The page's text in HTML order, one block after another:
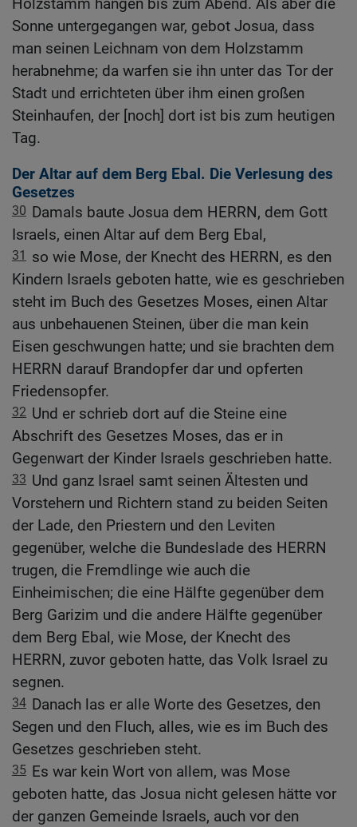
Holzstamm hängen bis zum Abend. Als aber die
Sonne untergegangen war, gebot Josua, dass
man seinen Leichnam von dem Holzstamm
herabnehme; da warfen sie ihn unter das Tor der
Stadt und errichteten über ihm einen großen
Steinhaufen, der [noch] dort ist bis zum heutigen
Tag.
Der Altar auf dem Berg Ebal. Die Verlesung des
Gesetzes
30 Damals baute Josua dem HERRN, dem Gott
Israels, einen Altar auf dem Berg Ebal,
31
so wie Mose, der Knecht des HERRN, es den
Kindern Israels geboten hatte, wie es geschrieben
steht im Buch des Gesetzes Moses, einen Altar
aus unbehauenen Steinen, über die man kein
Eisen geschwungen hatte; und sie brachten dem
HERRN darauf Brandopfer dar und opferten
Friedensopfer.
32 Und er schrieb dort auf die Steine eine
Abschrift des Gesetzes Moses, das er in
Gegenwart der Kinder Israels geschrieben hatte.
33 Und ganz Israel samt seinen Ältesten und
Vorstehern und Richtern stand zu beiden Seiten
der Lade, den Priestern und den Leviten
gegenüber, welche die Bundeslade des HERRN
trugen, die Fremdlinge wie auch die
Einheimischen; die eine Hälfte gegenüber dem
Berg Garizim und die andere Hälfte gegenüber
dem Berg Ebal, wie Mose, der Knecht des
HERRN, zuvor geboten hatte, das Volk Israel zu
segnen.
34 Danach las er alle Worte des Gesetzes, den
Segen und den Fluch, alles, wie es im Buch des
Gesetzes geschrieben steht.
35 Es war kein Wort von allem, was Mose
geboten hatte, das Josua nicht gelesen hätte vor
der ganzen Gemeinde Israels, auch vor den